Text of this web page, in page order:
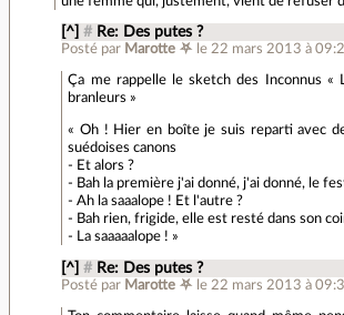
[^] # Re: Des putes ?
Posté par Marotte ⛧ le 22 mars 2013 à
Ça me rappelle le sketch des Inconnus «
branleurs »
« Oh ! Hier en boîte je suis reparti avec
suédoises canons
- Et alors ?
- Bah la première j'ai donné, j'ai donné, le
- Ah la saaalope ! Et l'autre ?
- Bah rien, frigide, elle est resté dans son
- La saaaaalope ! »
[^] # Re: Des putes ?
Posté par Marotte ⛧ le 22 mars 2013 à